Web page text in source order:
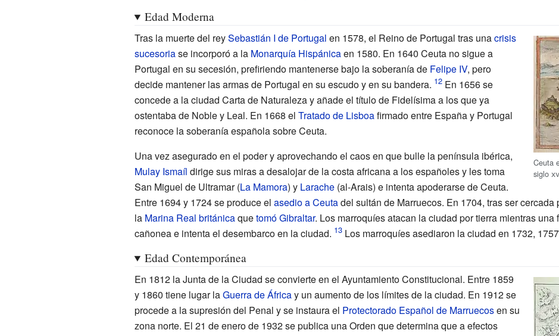
Edad Moderna
Ceuta
siglo
Tras la muerte del reySebastián I de Portugal en 1578, el Reino de Portugal tras unacrisis
sucesoriase incorporó a la Monarquía Hispánicaen 1580. En 1640 Ceuta no sigue a
Portugal en su secesión, prefiriendo mantenerse bajo la soberanía de Felipe IV, pero
decide mantener las armas de Portugal en su escudo y en su bandera.
En 1656 se
concede a la ciudad Carta de Naturaleza y añade el título de Fidelísima a los que ya
ostentaba de Noble y Leal. En 1668 el Tratado de Lisboafirmado entre España y Portugal
reconoce la soberanía española sobre Ceuta.
Una vez asegurado en el poder y aprovechando el caos en que bulle la península ibérica,
Mulay Ismaíl dirige sus miras a desalojar de la costa africana a los españoles y les toma
San Miguel de Ultramar (La Mamora) y Larache(al-Arais) e intenta apoderarse de Ceuta.
Entre 1694 y 1724 se produce el asedio a Ceutadel sultán de Marruecos. En 1704, tras ser cercada
la Marina Real británicaquetomó Gibraltar. Los marroquíes atacan la ciudad por tierra mientras
cañonea e intenta el desembarco en la ciudad.
Los marroquíes asediaron la ciudad en 1732,
Edad Contemporánea
En 1812 la Junta de la Ciudad se convierte en el Ayuntamiento Constitucional. Entre 1859
y 1860 tiene lugar laGuerra de Áfricay un aumento de los límites de la ciudad. En 1912 se
procede a la supresión del Penal y se instaura el Protectorado Español de Marruecosen su
zona norte. El 21 de enero de 1932 se publica una Orden que determina que a efectos